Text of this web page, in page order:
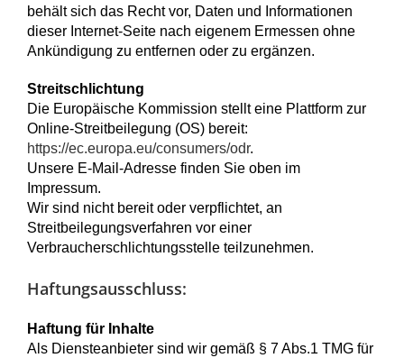
behält sich das Recht vor, Daten und Informationen
dieser Internet-Seite nach eigenem Ermessen ohne
Ankündigung zu entfernen oder zu ergänzen.
Streitschlichtung
Die Europäische Kommission stellt eine Plattform zur
Online-Streitbeilegung (OS) bereit:
https://ec.europa.eu/consumers/odr.
Unsere E-Mail-Adresse finden Sie oben im
Impressum.
Wir sind nicht bereit oder verpflichtet, an
Streitbeilegungsverfahren vor einer
Verbraucherschlichtungsstelle teilzunehmen.
Haftungsausschluss:
Haftung für Inhalte
Als Diensteanbieter sind wir gemäß § 7 Abs.1 TMG für